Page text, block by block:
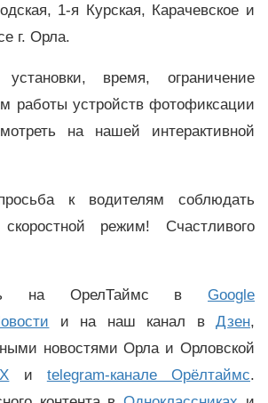
1-я Курская, Карачевское и
г. Орла.
время, ограничение
работы устройств фотофиксации
на нашей интерактивной
к водителям соблюдать
скоростной режим! Счастливого
на ОрелТаймс в Google
и на наш канал вДзен,
новостями Орла и Орловской
и telegram-канале Орёлтаймс.